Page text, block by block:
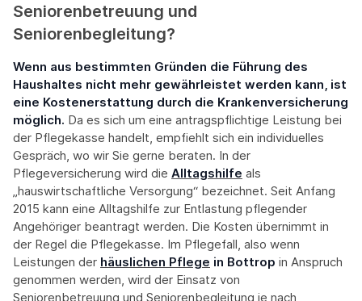
Seniorenbetreuung und
Seniorenbegleitung?
Wenn aus bestimmten Gründen die Führung des
Haushaltes nicht mehr gewährleistet werden kann, ist
eine Kostenerstattung durch die Krankenversicherung
möglich. Da es sich um eine antragspflichtige Leistung bei
der Pflegekasse handelt, empfiehlt sich ein individuelles
Gespräch, wo wir Sie gerne beraten. In der
Pflegeversicherung wird die Alltagshilfe als
„hauswirtschaftliche Versorgung“ bezeichnet. Seit Anfang
2015 kann eine Alltagshilfe zur Entlastung pflegender
Angehöriger beantragt werden. Die Kosten übernimmt in
der Regel die Pflegekasse. Im Pflegefall, also wenn
Leistungen der häuslichen Pflege in Bottrop in Anspruch
genommen werden, wird der Einsatz von
Seniorenbetreuung und Seniorenbegleitung je nach